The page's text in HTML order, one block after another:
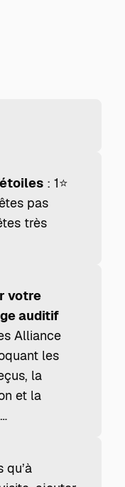
: 1⭐
pas
très
votre
auditif
Alliance
les
la
et la
qu’à